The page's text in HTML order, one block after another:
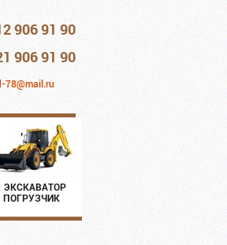
906 91 90
906 91 90
78@mail.ru
ЭКСКАВАТОР
ПОГРУЗЧИК